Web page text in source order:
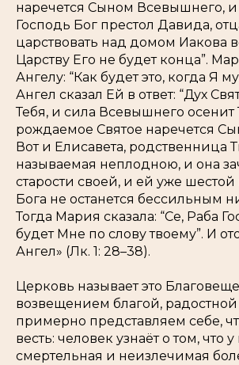
наречется Сыном Всевышнего, и
Господь Бог престол Давида,
царствовать над домом Иакова
Царству Его не будет конца”.
Ангелу: “Как будет это, когда Я
Ангел сказал Ей в ответ: “Дух
Тебя, и сила Всевышнего осенит
рождаемое Святое наречется
Вот и Елисавета, родственница
называемая неплодною, и она
старости своей, и ей уже
Бога не останется бессильным
Тогда Мария сказала: “Се, Раба
будет Мне по слову твоему”. И
Ангел» (Лк. 1: 28–38).
Церковь называет это
возвещением благой,
примерно представляем себе,
весть: человек узнаёт о том, что у
смертельная и неизлечимая